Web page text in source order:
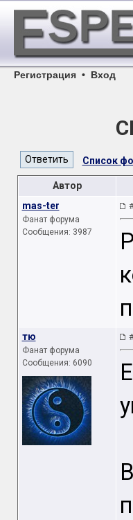
Регистрация • Вход
Список
Автор
mas-ter
Фанат форума
Сообщения: 3987
тю
Фанат форума
Сообщения: 6090